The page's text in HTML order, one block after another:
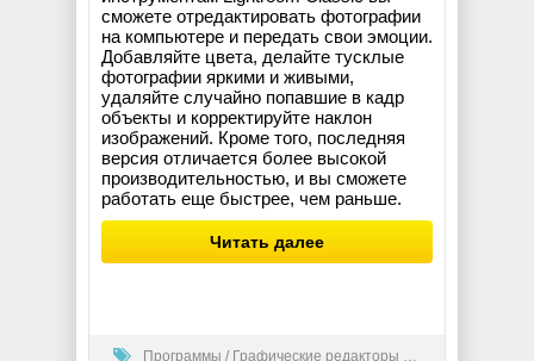
сможете отредактировать фотографии
на компьютере и передать свои эмоции.
Добавляйте цвета, делайте тусклые
фотографии яркими и живыми,
удаляйте случайно попавшие в кадр
объекты и корректируйте наклон
изображений. Кроме того, последняя
версия отличается более высокой
производительностью, и вы сможете
работать еще быстрее, чем раньше.
Читать далее
Программы / Графические редакторы (2D)